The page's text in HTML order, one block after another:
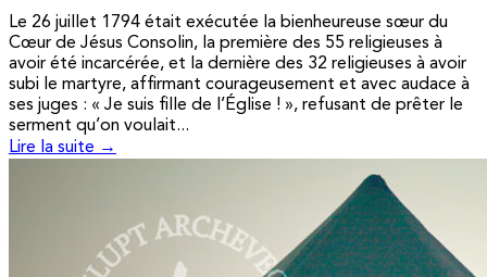
Le 26 juillet 1794 était exécutée la bienheureuse sœur du
Cœur de Jésus Consolin, la première des 55 religieuses à
avoir été incarcérée, et la dernière des 32 religieuses à avoir
subi le martyre, affirmant courageusement et avec audace à
ses juges : « Je suis fille de l’Église ! », refusant de prêter le
serment qu’on voulait...
Lire la suite →